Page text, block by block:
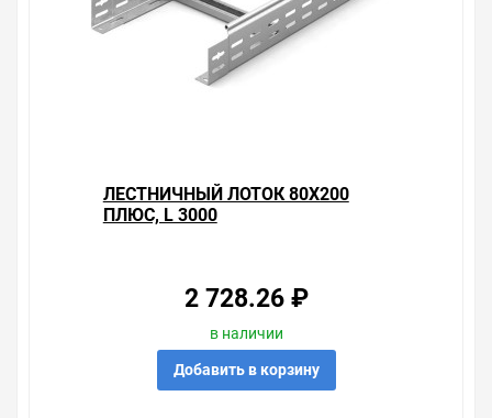
Брак – это исключение в нашем ассортименте. Если он
выявлен, то возврат товара осуществляется в
соответствии с Законом Российской Федерации «О
защите прав потребителя». Это не значит, что нужно
Наличие Лестничный лоток 80х300 плюс, L 3000 на
информацию об отличительных особенностях товара,
помочь, посоветовать, рассказать подробно о товарах
из нашего ассортимента.
ЛЕСТНИЧНЫЙ ЛОТОК 80Х200
ПЛЮС, L 3000
2 728.26 ₽
в наличии
Добавить в корзину